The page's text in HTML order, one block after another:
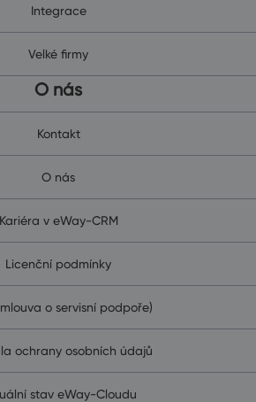
Integrace
Velké firmy
O nás
Kontakt
O nás
Kariéra v eWay-CRM
Licenční podmínky
o servisní podpoře)
ochrany osobních údajů
stav eWay-Cloudu